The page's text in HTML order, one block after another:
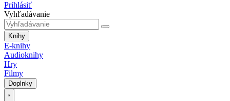
Prihlásiť
Vyhľadávanie
Knihy
E-knihy
Audioknihy
Hry
Filmy
Doplnky